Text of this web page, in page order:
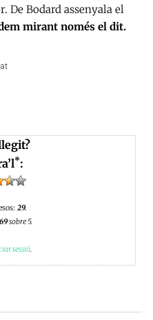
De Bodard assenyala el
mirant només el dit.
*:
29.
sobre 5.
sessió.